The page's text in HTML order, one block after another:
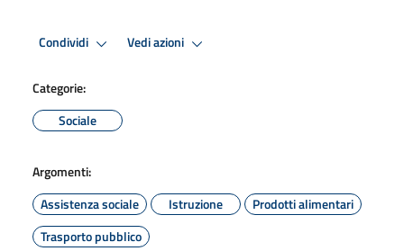
Condividi Vedi azioni
Categorie:
Sociale
Argomenti:
Assistenza sociale
Istruzione
Prodotti alimentari
Trasporto pubblico